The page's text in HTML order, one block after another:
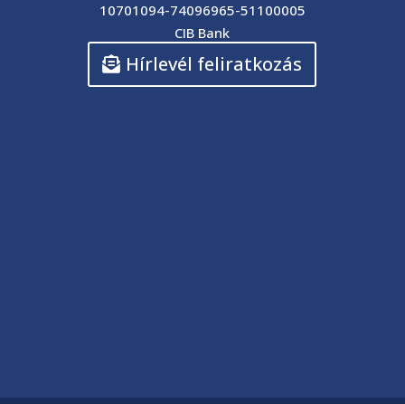
10701094-74096965-51100005
CIB Bank
Hírlevél feliratkozás